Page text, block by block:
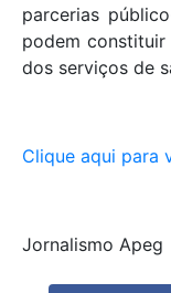
parcerias
podem
dos serviços de
Clique aqui para
Jornalismo Apeg